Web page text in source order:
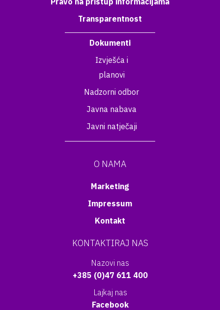
Transparentnost
Dokumenti
Izvješća i
planovi
Nadzorni odbor
Javna nabava
Javni natječaji
O NAMA
Marketing
Impressum
Kontakt
KONTAKTIRAJ NAS
Nazovi nas
+385 (0)47 611 400
Lajkaj nas
Facebook